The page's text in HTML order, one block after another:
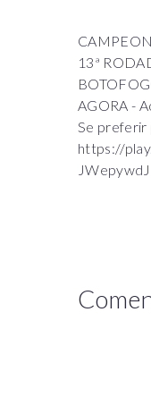
AGORA -
Se preferir
https://